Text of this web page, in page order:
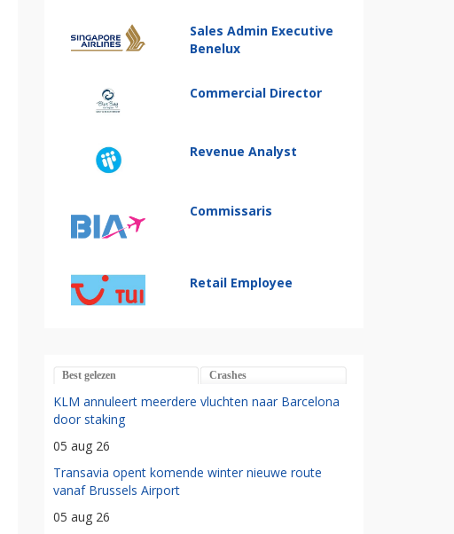
Sales Admin Executive
Benelux
Commercial Director
Revenue Analyst
Commissaris
Retail Employee
Best gelezen Crashes
KLM annuleert meerdere vluchten naar Barcelona
door staking
05 aug 26
Transavia opent komende winter nieuwe route
vanaf Brussels Airport
05 aug 26